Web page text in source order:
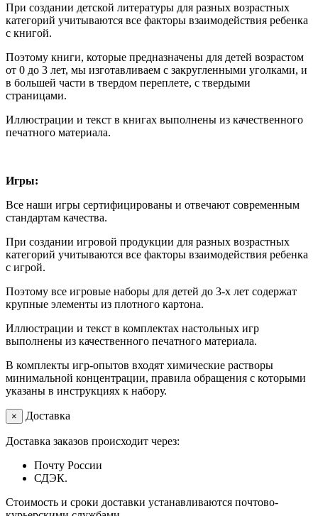
При создании детской литературы для разных возрастных
категорий учитываются все факторы взаимодействия ребенка
с книгой.
Поэтому книги, которые предназначены для детей возрастом
от 0 до 3 лет, мы изготавливаем с закругленными уголками, и
в большей части в твердом переплете, с твердыми
страницами.
Иллюстрации и текст в книгах выполнены из качественного
печатного материала.
Игры:
Все наши игры сертифицированы и отвечают современным
стандартам качества.
При создании игровой продукции для разных возрастных
категорий учитываются все факторы взаимодействия ребенка
с игрой.
Поэтому все игровые наборы для детей до 3-х лет содержат
крупные элементы из плотного картона.
Иллюстрации и текст в комплектах настольных игр
выполнены из качественного печатного материала.
В комплекты игр-опытов входят химические растворы
минимальной концентрации, правила обращения с которыми
указаны в инструкциях к набору.
× Доставка
Доставка заказов происходит через:
Почту России
СДЭК.
Стоимость и сроки доставки устанавливаются почтово-